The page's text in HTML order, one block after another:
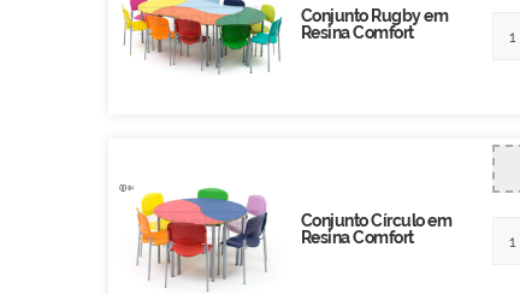
Conjunto Rugby em
Resina Comfort
Conjunto Círculo em
Resina Comfort